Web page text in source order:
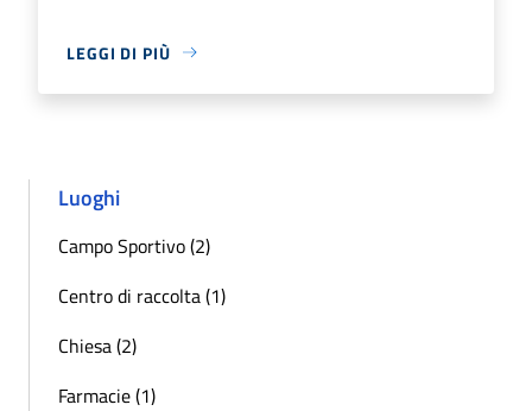
LEGGI DI PIÙ
Luoghi
Campo Sportivo (2)
Centro di raccolta (1)
Chiesa (2)
Farmacie (1)